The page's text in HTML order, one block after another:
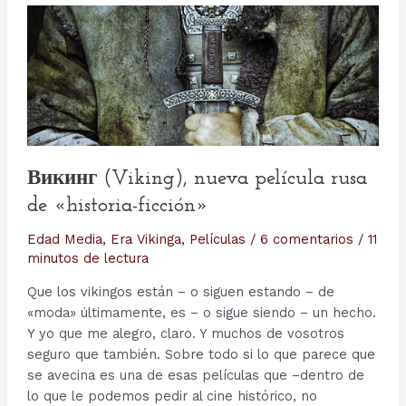
Викинг (Viking), nueva película rusa
de «historia-ficción»
Edad Media, Era Vikinga, Películas / 6 comentarios / 11
minutos de lectura
Que los vikingos están – o siguen estando – de
«moda» últimamente, es – o sigue siendo – un hecho.
Y yo que me alegro, claro. Y muchos de vosotros
seguro que también. Sobre todo si lo que parece que
se avecina es una de esas películas que –dentro de
lo que le podemos pedir al cine histórico, no